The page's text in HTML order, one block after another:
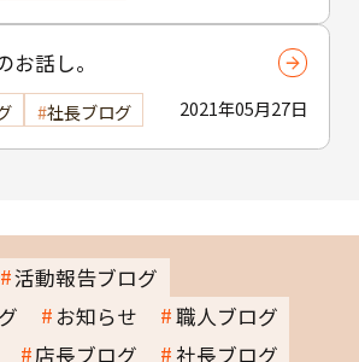
お話し。
2021年05月27日
社長ブログ
活動報告ブログ
お知らせ
職人ブログ
店長ブログ 社長ブログ